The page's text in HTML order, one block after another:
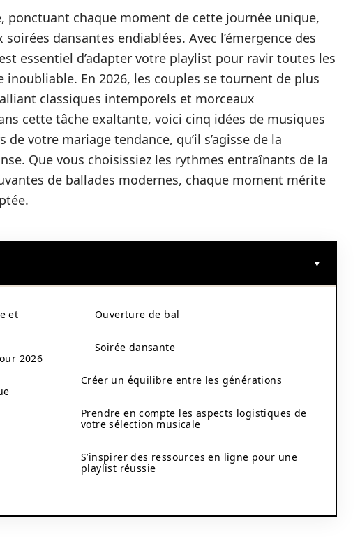
ponctuant chaque moment de cette journée unique,
dansantes endiablées. Avec l’émergence des
essentiel d’adapter votre playlist pour ravir toutes les
En 2026, les couples se tournent de plus
classiques intemporels et morceaux
cette tâche exaltante, voici cinq idées de musiques
votre mariage tendance, qu’il s’agisse de la
Que vous choisissiez les rythmes entraînants de la
de ballades modernes, chaque moment mérite
et
2026
Ouverture de bal
Soirée dansante
Créer un équilibre entre les générations
Prendre en compte les aspects logistiques de
votre sélection musicale
S’inspirer des ressources en ligne pour une
playlist réussie